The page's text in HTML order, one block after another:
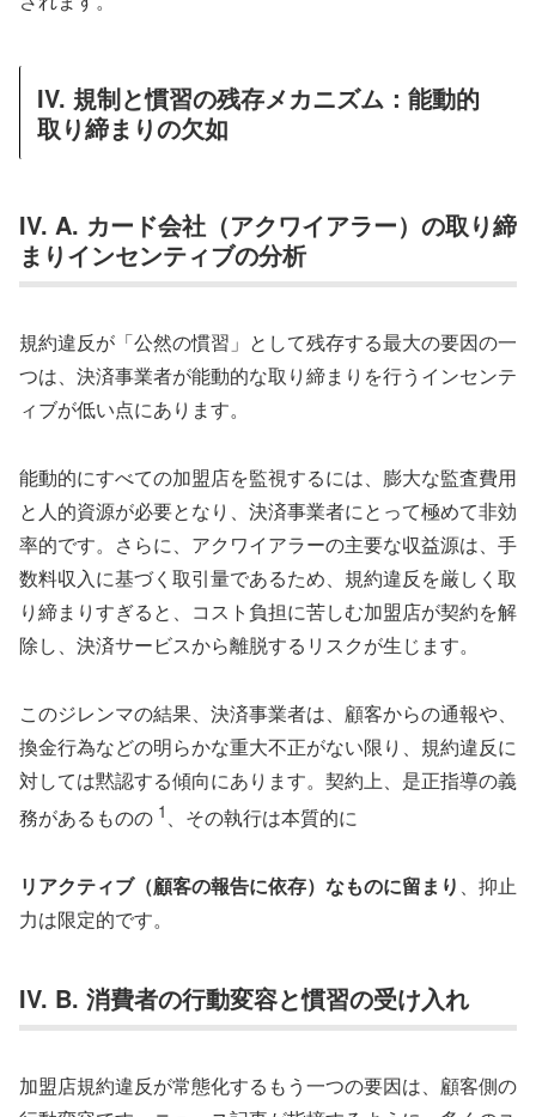
IV. 規制と慣習の残存メカニズム：能動的
取り締まりの欠如
IV. A. カード会社（アクワイアラー）の取り締
まりインセンティブの分析
規約違反が「公然の慣習」として残存する最大の要因の一
つは、決済事業者が能動的な取り締まりを行うインセンテ
ィブが低い点にあります。
能動的にすべての加盟店を監視するには、膨大な監査費用
と人的資源が必要となり、決済事業者にとって極めて非効
率的です。さらに、アクワイアラーの主要な収益源は、手
数料収入に基づく取引量であるため、規約違反を厳しく取
り締まりすぎると、コスト負担に苦しむ加盟店が契約を解
除し、決済サービスから離脱するリスクが生じます。
このジレンマの結果、決済事業者は、顧客からの通報や、
換金行為などの明らかな重大不正がない限り、規約違反に
対しては黙認する傾向にあります。契約上、是正指導の義
務があるものの 1 、その執行は本質的に
リアクティブ（顧客の報告に依存）なものに留まり 、抑止
力は限定的です。
IV. B. 消費者の行動変容と慣習の受け入れ
加盟店規約違反が常態化するもう一つの要因は、顧客側の